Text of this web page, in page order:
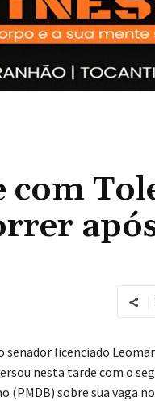
com
senador licenciado
nesta tarde com o
(PMDB) sobre sua vaga